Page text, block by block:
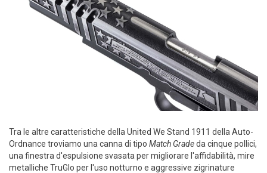
Tra le altre caratteristiche della United We Stand 1911 della Auto-
Ordnance troviamo una canna di tipo Match Gradeda cinque pollici,
una finestra d'espulsione svasata per migliorare l'affidabilità, mire
metalliche TruGlo per l'uso notturno e aggressive zigrinature